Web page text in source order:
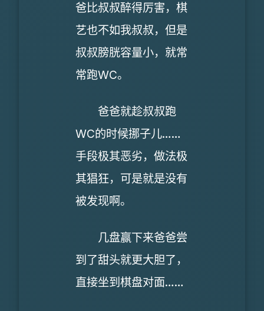
爸比叔叔醉得厉害，棋
艺也不如我叔叔，但是
叔叔膀胱容量小，就常
常跑WC。
爸爸就趁叔叔跑
WC的时候挪子儿……
手段极其恶劣，做法极
其猖狂，可是就是没有
被发现啊。
几盘赢下来爸爸尝
到了甜头就更大胆了，
直接坐到棋盘对面……